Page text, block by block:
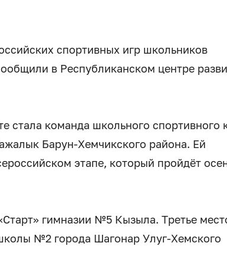
спортивных игр школьников
в Республиканском центре
стала команда школьного спортивного
Барун-Хемчикского района. Ей
этапе, который пройдёт
гимназии №5 Кызыла. Третье
№2 города Шагонар Улуг-Хемского